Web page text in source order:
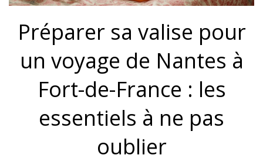
Préparer sa valise pour
un voyage de Nantes à
Fort-de-France : les
essentiels à ne pas
oublier